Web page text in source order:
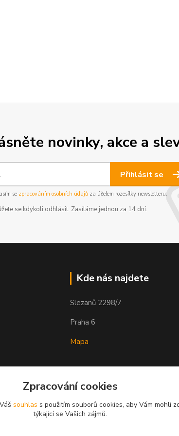
novinky, akce a
Přihlásit se
se zpracováním osobních údajůza účelem rozesílky newsletteru.
se kdykoli odhlásit. Zasíláme jednou za 14 dní.
Kde nás najdete
Slezanů 2298/7
Praha 6
Mapa
Zpracování cookies
souhlas s použitím souborů cookies, aby Vám mohli
týkající se Vašich zájmů.